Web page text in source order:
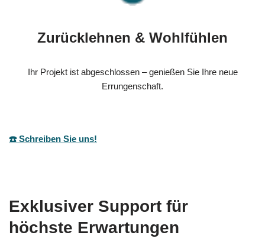
Zurücklehnen & Wohlfühlen
Ihr Projekt ist abgeschlossen – genießen Sie Ihre neue
Errungenschaft.
☎️ Schreiben Sie uns!
Exklusiver Support für
höchste Erwartungen